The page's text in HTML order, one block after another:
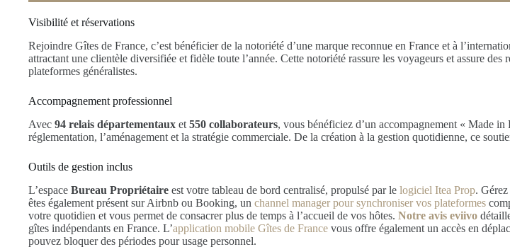
Visibilité et réservations
Rejoindre Gîtes de France, c’est bénéficier de la notoriété d’une marque reconnue en France et à
attractant une clientèle diversifiée et fidèle toute l’année. Cette notoriété rassure les voyageurs et assure
plateformes généralistes.
Accompagnement professionnel
Avec 94 relais départementaux et 550 collaborateurs, vous bénéficiez d’un accompagnement « Made
réglementation, l’aménagement et la stratégie commerciale. De la création à la gestion quotidienne, ce
Outils de gestion inclus
L’espace Bureau Propriétaire est votre tableau de bord centralisé, propulsé par le logiciel Itea Prop.
êtes également présent sur Airbnb ou Booking, un channel manager pour synchroniser vos plateformes
votre quotidien et vous permet de consacrer plus de temps à l’accueil de vos hôtes. Notre avis eviivo
gîtes indépendants en France. L’application mobile Gîtes de France vous offre également un accès en
pouvez bloquer des périodes pour usage personnel.